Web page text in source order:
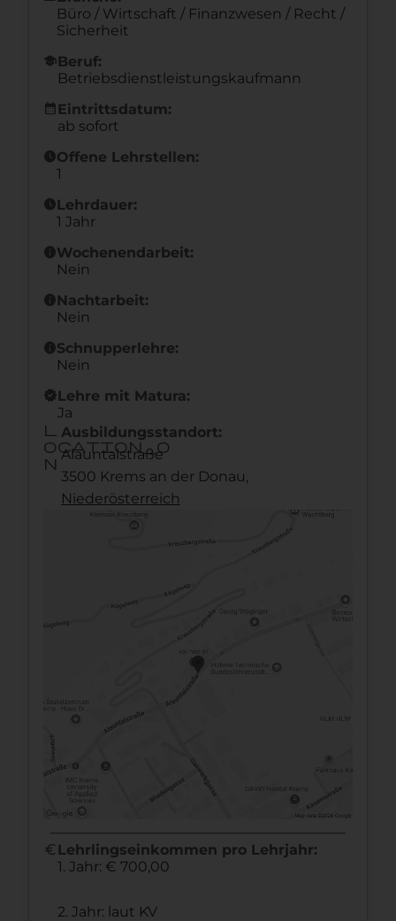
Büro / Wirtschaft / Finanzwesen / Recht /
Sicherheit
schoolBeruf:
Betriebsdienstleistungskaufmann
calendar_month Eintrittsdatum:
ab sofort
scheduleOffene Lehrstellen:
1
scheduleLehrdauer:
1 Jahr
infoWochenendarbeit:
Nein
infoNachtarbeit:
Nein
infoSchnupperlehre:
Nein
new_releasesLehre mit Matura:
Ja
l
ocation_o
n
Ausbildungsstandort:
Alauntalstraße
3500 Krems an der Donau,
Nieder­österreich
euro Lehrlingseinkommen pro Lehrjahr:
1. Jahr: € 700,00
2. Jahr: laut KV